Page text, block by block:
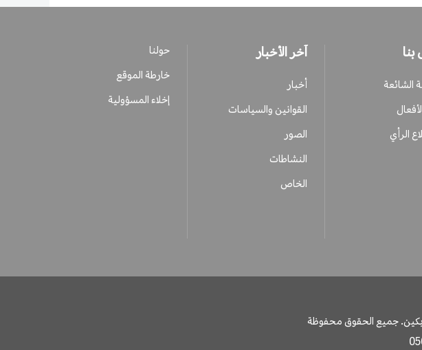
الشائعة
الرأي
آخر الأخبار
أخبار
القوانين والسياسات
الصور
النشاطات
الخاص
حولنا
خارطة الموقع
إخلاء المسؤولية
بكين. جميع الحقوق محفوظة